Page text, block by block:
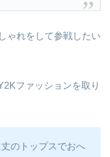
ゃれをして参戦したい
ファッションを取り
丈のトップスでおへ